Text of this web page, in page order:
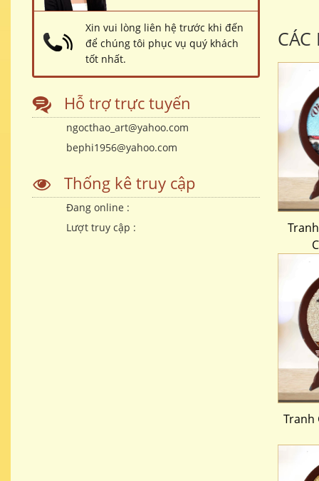
Tranh
Xin vui lòng liên hệ trước khi đến
để chúng tôi phục vụ quý khách
tốt nhất.
Hỗ trợ trực tuyến
ngocthao_art@yahoo.com
bephi1956@yahoo.com
Thống kê truy cập
Đang online :
Lượt truy cập :